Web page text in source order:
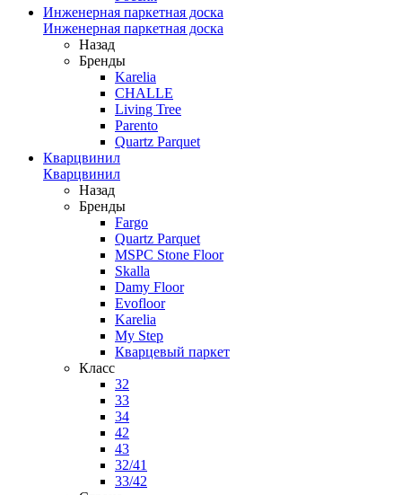
Инженерная паркетная доска
Инженерная паркетная доска
Назад
Бренды
Karelia
CHALLE
Living Tree
Parento
Quartz Parquet
Кварцвинил
Кварцвинил
Назад
Бренды
Fargo
Quartz Parquet
MSPC Stone Floor
Skalla
Damy Floor
Evofloor
Karelia
My Step
Кварцевый паркет
Класс
32
33
34
42
43
32/41
33/42